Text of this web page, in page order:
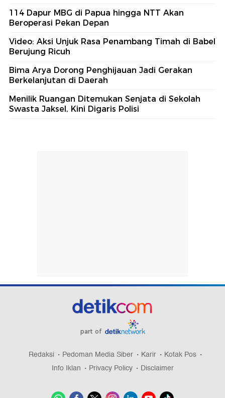
114 Dapur MBG di Papua hingga NTT Akan
Beroperasi Pekan Depan
Video: Aksi Unjuk Rasa Penambang Timah di Babel
Berujung Ricuh
Bima Arya Dorong Penghijauan Jadi Gerakan
Berkelanjutan di Daerah
Menilik Ruangan Ditemukan Senjata di Sekolah
Swasta Jaksel, Kini Digaris Polisi
part of
Redaksi Pedoman Media Siber Karir
Kotak Pos
Info Iklan
Privacy Policy Disclaimer